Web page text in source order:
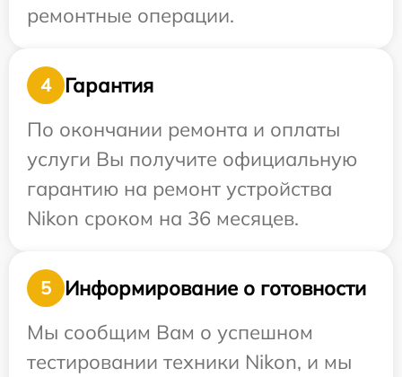
ремонтные операции.
4
Гарантия
По окончании ремонта и оплаты
услуги Вы получите официальную
гарантию на ремонт устройства
Nikon сроком на 36 месяцев.
5
Информирование о готовности
Мы сообщим Вам о успешном
тестировании техники Nikon, и мы